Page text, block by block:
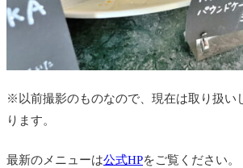
※以前撮影のものなので、現在は取り扱い
ります。
最新のメニューは公式HPをご覧ください。